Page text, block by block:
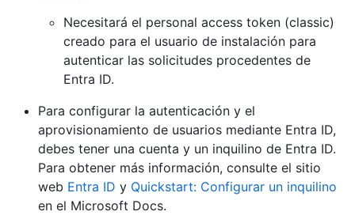
Necesitará el personal access token (classic)
creado para el usuario de instalación para
autenticar las solicitudes procedentes de
Entra ID.
Para configurar la autenticación y el
aprovisionamiento de usuarios mediante Entra ID,
debes tener una cuenta y un inquilino de Entra ID.
Para obtener más información, consulte el sitio
web Entra ID y Quickstart: Configurar un inquilino
en el Microsoft Docs.